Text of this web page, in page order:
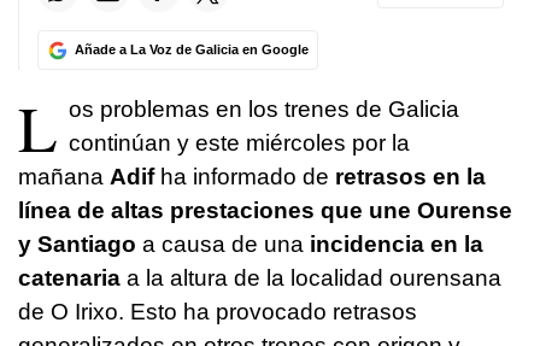
Añade a La Voz de Galicia en Google
L os problemas en los trenes de Galicia
continúan y este miércoles por la
mañana Adifha informado de retrasos en la
línea de altas prestaciones que une Ourense
y Santiago a causa de una incidencia en la
catenaria a la altura de la localidad ourensana
de O Irixo. Esto ha provocado retrasos